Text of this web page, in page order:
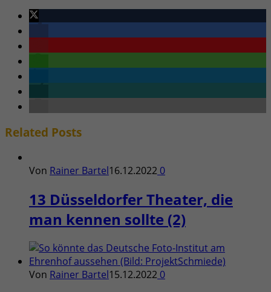
Related Posts
Von Rainer Bartel16.12.2022 0
13 Düsseldorfer Theater, die
man kennen sollte (2)
Von Rainer Bartel15.12.2022 0